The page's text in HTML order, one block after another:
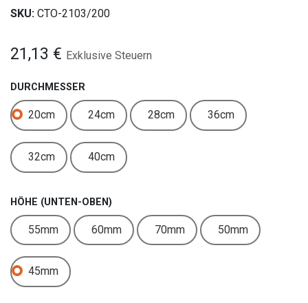
SKU: CTO-2103/200
21,13 € Exklusive Steuern
DURCHMESSER
20cm 24cm 28cm 36cm
32cm 40cm
HÖHE (UNTEN-OBEN)
55mm 60mm 70mm 50mm
45mm